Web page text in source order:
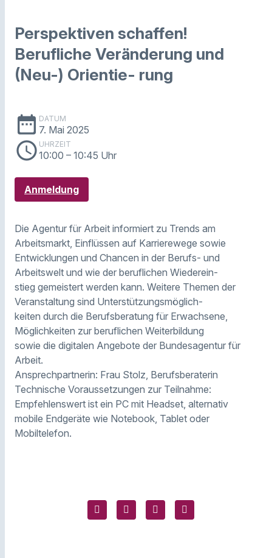
Perspektiven schaffen!
Berufliche Veränderung und
(Neu-) Orientie- rung
date_range DATUM
7. Mai 2025
schedule UHRZEIT
10:00 – 10:45 Uhr
Anmeldung
Die Agentur für Arbeit informiert zu Trends am
Arbeitsmarkt, Einflüssen auf Karrierewege sowie
Entwicklungen und Chancen in der Berufs- und
Arbeitswelt und wie der beruflichen Wiederein-
stieg gemeistert werden kann. Weitere Themen der
Veranstaltung sind Unterstützungsmöglich-
keiten durch die Berufsberatung für Erwachsene,
Möglichkeiten zur beruflichen Weiterbildung
sowie die digitalen Angebote der Bundesagentur für
Arbeit.
Ansprechpartnerin: Frau Stolz, Berufsberaterin
Technische Voraussetzungen zur Teilnahme:
Empfehlenswert ist ein PC mit Headset, alternativ
mobile Endgeräte wie Notebook, Tablet oder
Mobiltelefon.